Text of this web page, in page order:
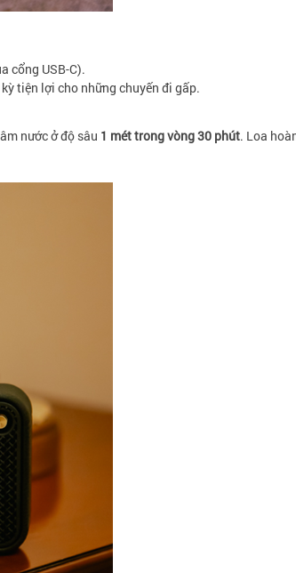
cổng USB-C).
tiện lợi cho những chuyến đi gấp.
nước ở độ sâu 1 mét trong vòng 30 phút. Loa